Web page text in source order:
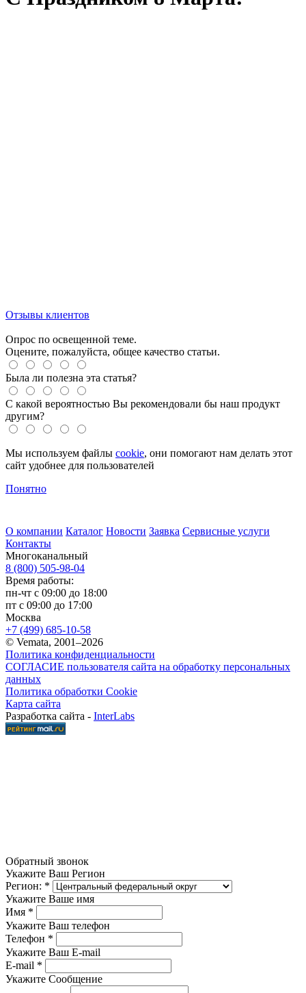
Отзывы клиентов
Опрос по освещенной теме.
Оцените, пожалуйста, общее качество статьи.
Была ли полезна эта статья?
С какой вероятностью Вы рекомендовали бы наш продукт
другим?
Мы используем файлы cookie, они помогают нам делать этот
сайт удобнее для пользователей
Понятно
О компании Каталог Новости Заявка Сервисные услуги
Контакты
Многоканальный
8 (800) 505-98-04
Время работы:
пн-чт с 09:00 до 18:00
пт с 09:00 до 17:00
Москва
+7 (499) 685-10-58
© Vemata, 2001–2026
Политика конфиденциальности
СОГЛАСИЕ пользователя сайта на обработку персональных
данных
Политика обработки Cookie
Карта сайта
Разработка сайта - InterLabs
Обратный звонок
Укажите Ваш Регион
Регион: *
Укажите Ваше имя
Имя *
Укажите Ваш телефон
Телефон *
Укажите Ваш E-mail
E-mail *
Укажите Сообщение